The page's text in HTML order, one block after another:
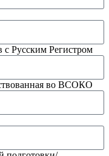
Русским Регистром
во ВСОКО